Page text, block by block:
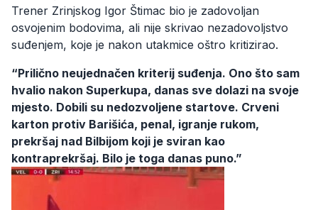
Trener Zrinjskog Igor Štimac bio je zadovoljan
osvojenim bodovima, ali nije skrivao nezadovoljstvo
suđenjem, koje je nakon utakmice oštro kritizirao.
“Prilično neujednačen kriterij suđenja. Ono što sam
hvalio nakon Superkupa, danas sve dolazi na svoje
mjesto. Dobili su nedozvoljene startove. Crveni
karton protiv Barišića, penal, igranje rukom,
prekršaj nad Bilbijom koji je sviran kao
kontraprekršaj. Bilo je toga danas puno.”